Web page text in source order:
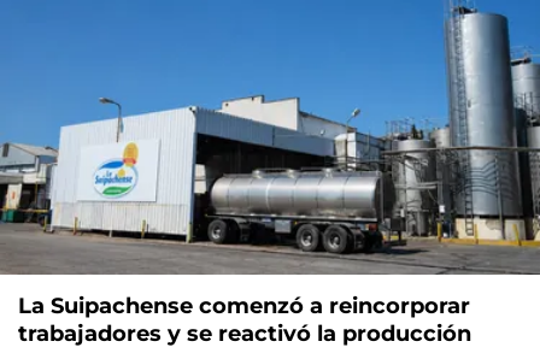
La Suipachense comenzó a reincorporar
trabajadores y se reactivó la producción